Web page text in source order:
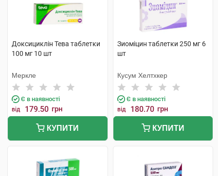
Доксициклін Тева таблетки
100 мг 10 шт
Меркле
Є в наявності
від 179.50 грн
КУПИТИ
Зиоміцин таблетки 250 мг 6
шт
Кусум Хелтхкер
Є в наявності
від 180.70 грн
КУПИТИ